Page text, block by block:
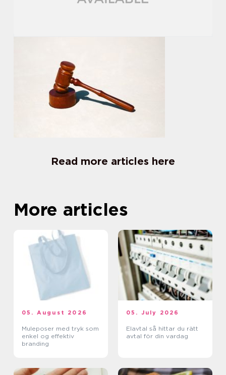
Read more articles here
More articles
05. August 2026
Muleposer med tryk som
enkel og effektiv
branding
05. July 2026
Elavtal så hittar du rätt
avtal för din vardag